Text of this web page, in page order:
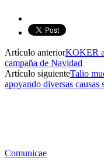
Artículo anteriorKOKER
campaña de Navidad
Artículo siguienteTalio
apoyando diversas causas
Comunicae